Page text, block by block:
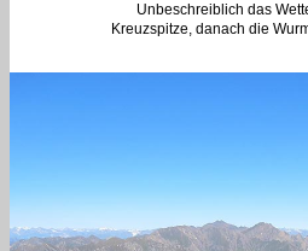
Unbeschreiblich das
Kreuzspitze, danach die